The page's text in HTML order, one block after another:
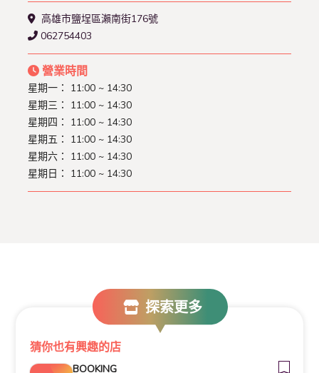
高雄市鹽埕區瀨南街176號
062754403
營業時間
星期一： 11:00 ~ 14:30
星期三： 11:00 ~ 14:30
星期四： 11:00 ~ 14:30
星期五： 11:00 ~ 14:30
星期六： 11:00 ~ 14:30
星期日： 11:00 ~ 14:30
探索更多
猜你也有興趣的店
BOOKING